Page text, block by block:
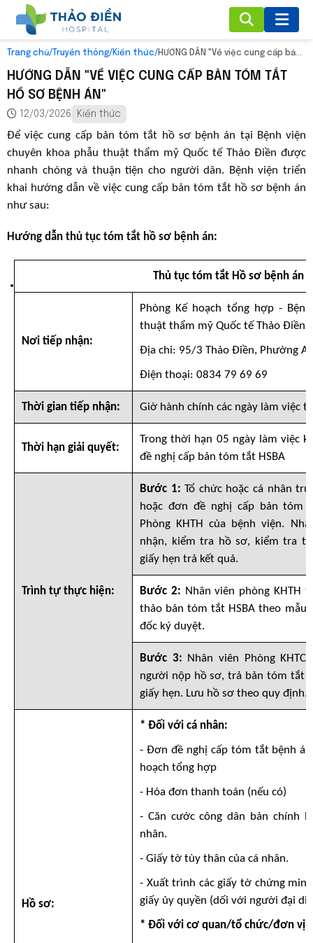
Trang chủ/ Truyền thông/Kiến thức/ HƯỚNG DẪN "Về việc cung cấp bản tóm tắt hồ sơ bệnh án"
HƯỚNG DẪN "VỀ VIỆC CUNG CẤP BẢN TÓM TẮT
HỒ SƠ BỆNH ÁN"
12/03/2026 Kiến thức
Để việc cung cấp bản tóm tắt hồ sơ bệnh án tại Bệnh viện
chuyên khoa phẫu thuật thẩm mỹ Quốc tế Thảo Điền được
nhanh chóng và thuận tiện cho người dân. Bệnh viện triển
khai hướng dẫn về việc cung cấp bản tóm tắt hồ sơ bệnh án
như sau:
Hướng dẫn thủ tục tóm tắt hồ sơ bệnh án:
Thủ tục tóm tắt Hồ sơ bệnh án
Nơi tiếp nhận:
Phòng Kế hoạch tổng hợp -
thuật thẩm mỹ Quốc tế Thảo Điền.
Địa chỉ: 95/3 Thảo Điền, Phường
Điện thoại: 0834 79 69 69
Thời gian tiếp nhận: Giờ hành chính các ngày làm việc
Thời hạn giải quyết:
Trong thời hạn 05 ngày làm việc
đề nghị cấp bản tóm tắt HSBA
Trình tự thực hiện:
Bước 1: Tổ chức hoặc cá nhân
hoặc đơn đề nghị cấp bản tóm
Phòng KHTH của bệnh viện.
nhận, kiểm tra hồ sơ, kiểm tra
giấy hẹn trả kết quả.
Bước 2: Nhân viên phòng KHTH
thảo bản tóm tắt HSBA theo mẫu
đốc ký duyệt.
Bước 3: Nhân viên Phòng
người nộp hồ sơ, trả bản tóm tắt
giấy hẹn. Lưu hồ sơ theo quy định.
Hồ sơ:
* Đối với cá nhân:
- Đơn đề nghị cấp tóm tắt bệnh
hoạch tổng hợp
- Hóa đơn thanh toán (nếu có)
- Căn cước công dân bản chính
nhân.
- Giấy tờ tùy thân của cá nhân.
- Xuất trình các giấy tờ chứng
giấy ủy quyền (dối với người đại
* Đối với cơ quan/tổ chức/đơn vị: